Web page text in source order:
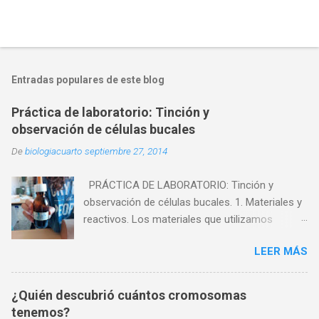
Entradas populares de este blog
Práctica de laboratorio: Tinción y
observación de células bucales
Debiologiacuarto septiembre 27, 2014
PRÁCTICA DE LABORATORIO: Tinción y
observación de células bucales. 1. Materiales y
reactivos. Los materiales que utilizamos
de alcohol. - Vidrio de reloj. - Pinzas. - Agua. -
Portaobjetos. - Cubreobjetos. - Palillo. Los
reactivos que utilizamos fueron: - Células
LEER MÁS
¿Quién descubrió cuántos cromosomas
tenemos?